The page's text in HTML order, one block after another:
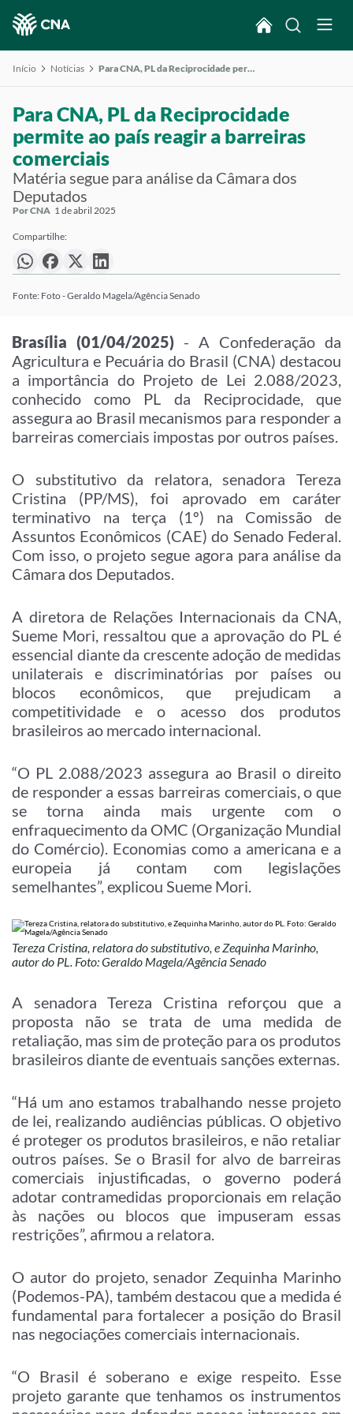
Início Notícias Para CNA, PL da Reciprocidade permite ao país reagir a barreiras comerciais
Para CNA, PL da Reciprocidade
permite ao país reagir a barreiras
comerciais
Matéria segue para análise da Câmara dos
Deputados
Por CNA 1 de abril 2025
Compartilhe:
Fonte: Foto - Geraldo Magela/Agência Senado
Brasília (01/04/2025) - A Confederação da
Agricultura e Pecuária do Brasil (CNA) destacou
a importância do Projeto de Lei 2.088/2023,
conhecido como PL da Reciprocidade, que
assegura ao Brasil mecanismos para responder a
barreiras comerciais impostas por outros países.
O substitutivo da relatora, senadora Tereza
Cristina (PP/MS), foi aprovado em caráter
terminativo na terça (1º) na Comissão de
Assuntos Econômicos (CAE) do Senado Federal.
Com isso, o projeto segue agora para análise da
Câmara dos Deputados.
A diretora de Relações Internacionais da CNA,
Sueme Mori, ressaltou que a aprovação do PL é
essencial diante da crescente adoção de medidas
unilaterais e discriminatórias por países ou
blocos econômicos, que prejudicam a
competitividade e o acesso dos produtos
brasileiros ao mercado internacional.
“O PL 2.088/2023 assegura ao Brasil o direito
de responder a essas barreiras comerciais, o que
se torna ainda mais urgente com o
enfraquecimento da OMC (Organização Mundial
do Comércio). Economias como a americana e a
europeia já contam com legislações
semelhantes”, explicou Sueme Mori.
Tereza Cristina, relatora do substitutivo, e Zequinha Marinho,
autor do PL. Foto: Geraldo Magela/Agência Senado
A senadora Tereza Cristina reforçou que a
proposta não se trata de uma medida de
retaliação, mas sim de proteção para os produtos
brasileiros diante de eventuais sanções externas.
“Há um ano estamos trabalhando nesse projeto
de lei, realizando audiências públicas. O objetivo
é proteger os produtos brasileiros, e não retaliar
outros países. Se o Brasil for alvo de barreiras
comerciais injustificadas, o governo poderá
adotar contramedidas proporcionais em relação
às nações ou blocos que impuseram essas
restrições”, afirmou a relatora.
O autor do projeto, senador Zequinha Marinho
(Podemos-PA), também destacou que a medida é
fundamental para fortalecer a posição do Brasil
nas negociações comerciais internacionais.
“O Brasil é soberano e exige respeito. Esse
projeto garante que tenhamos os instrumentos